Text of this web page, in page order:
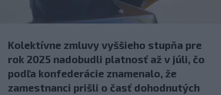
Kolektívne zmluvy vyššieho stupňa pre
rok 2025 nadobudli platnosť až v júli, čo
podľa konfederácie znamenalo, že
zamestnanci prišli o časť dohodnutých